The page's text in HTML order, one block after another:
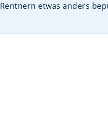
Rentnern etwas anders